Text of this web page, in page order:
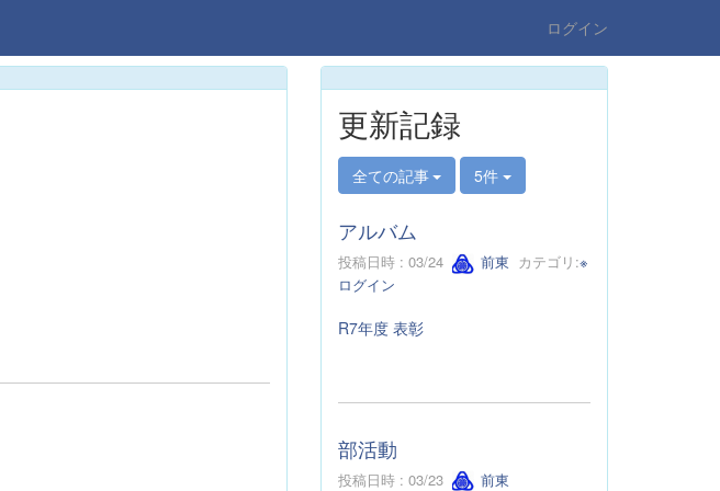
ログイン
更新記録
全ての記事 5件
アルバム
投稿日時 : 03/24 前東 カテゴリ:※
ログイン
R7年度 表彰
部活動
投稿日時 : 03/23 前東